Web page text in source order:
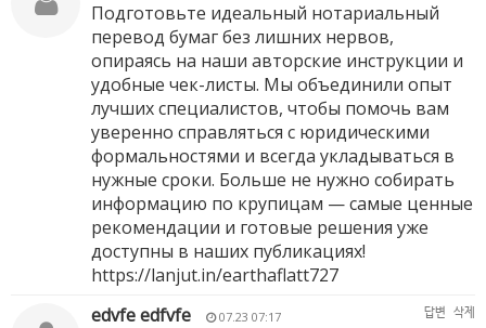
Подготовьте идеальный нотариальный
перевод бумаг без лишних нервов,
опираясь на наши авторские инструкции и
удобные чек-листы. Мы объединили опыт
лучших специалистов, чтобы помочь вам
уверенно справляться с юридическими
формальностями и всегда укладываться в
нужные сроки. Больше не нужно собирать
информацию по крупицам — самые ценные
рекомендации и готовые решения уже
доступны в наших публикациях!
https://lanjut.in/earthaflatt727
edvfe edfvfe
07.23 07:17 답변 삭제